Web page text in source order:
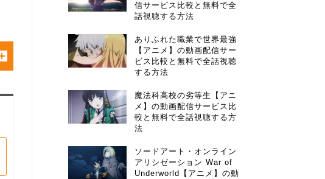
信サービス比較と無料で全
話視聴する方法
ありふれた職業で世界最強
【アニメ】の動画配信サー
ビス比較と無料で全話視聴
する方法
魔法科高校の劣等生【アニ
メ】の動画配信サービス比
較と無料で全話視聴する方
法
ソードアート・オンライン
アリシゼーション War of
Underworld【アニメ】の動